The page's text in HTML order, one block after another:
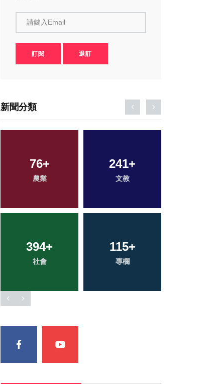
請鍵入Email
訂閱 退訂
新聞分類
76+
農業
241+
文教
394+
社會
115+
專欄
36+
科技新知
66+
宗教
2+
大陸
708+
綜合新聞